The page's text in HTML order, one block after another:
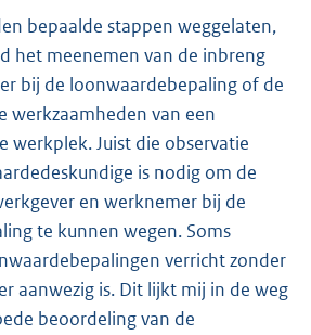
bepaalde stappen weggelaten,
het meenemen van de inbreng
bij de loonwaardebepaling of de
werkzaamheden van een
werkplek. Juist die observatie
is nodig om de
en werknemer bij de
te kunnen wegen. Soms
verricht zonder
aanwezig is. Dit lijkt mij in de weg
beoordeling van de